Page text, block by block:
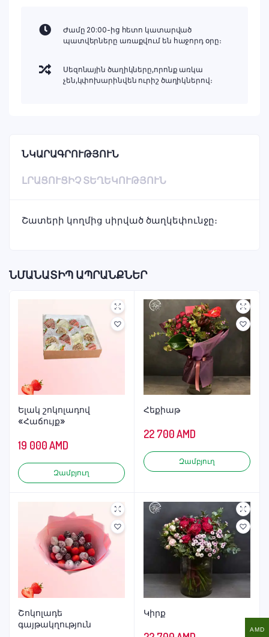
Ժամը 20:00-ից հետո կատարված
պատվերները առաքվում են հաջորդ օրը։
Սեզոնային ծաղիկները,որոնք առկա
չեն,կփոխարինվեն ուրիշ ծաղիկներով։
ՆԿԱՐԱԳՐՈՒԹՅՈՒՆ
ԼՐԱՑՈՒՑԻՉ ՏԵՂԵԿՈՒԹՅՈՒՆ
Շատերի կողմից սիրված ծաղկեփունջը։
ՆՄԱՆԱՏԻՊ ԱՊՐԱՆՔՆԵՐ
Ելակ շոկոլադով
«Հաճույք»
19 000AMD
Զամբյուղ
Հեքիաթ
22 700AMD
Զամբյուղ
Շոկոլադե
գայթակղություն
Կիրք
AMD